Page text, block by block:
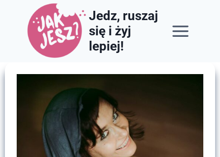
Jedz, ruszaj
się i żyj
lepiej!